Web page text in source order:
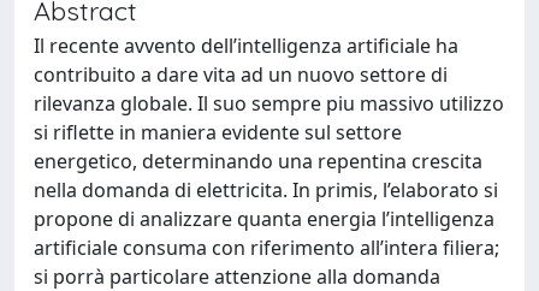
Abstract
Il recente avvento dell’intelligenza artificiale ha
contribuito a dare vita ad un nuovo settore di
rilevanza globale. Il suo sempre piu massivo utilizzo
si riflette in maniera evidente sul settore
energetico, determinando una repentina crescita
nella domanda di elettricita. In primis, l’elaborato si
propone di analizzare quanta energia l’intelligenza
artificiale consuma con riferimento all’intera filiera;
si porrà particolare attenzione alla domanda